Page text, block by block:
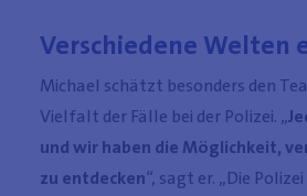
Verschiedene Welten
Michael schätzt besonders den
Vielfalt der Fälle bei der Polizei. „
und wir haben die Möglichkeit,
zu entdecken“, sagt er. „Die